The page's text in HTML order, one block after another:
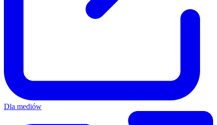
Dla mediów